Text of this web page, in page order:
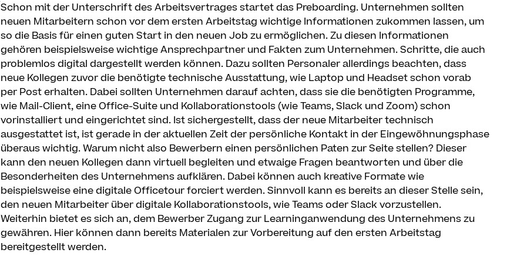
Schon mit der Unterschrift des Arbeitsvertrages startet das Preboarding. Unternehmen sollten
neuen Mitarbeitern schon vor dem ersten Arbeitstag wichtige Informationen zukommen lassen, um
so die Basis für einen guten Start in den neuen Job zu ermöglichen. Zu diesen Informationen
gehören beispielsweise wichtige Ansprechpartner und Fakten zum Unternehmen. Schritte, die auch
problemlos digital dargestellt werden können. Dazu sollten Personaler allerdings beachten, dass
neue Kollegen zuvor die benötigte technische Ausstattung, wie Laptop und Headset schon vorab
per Post erhalten. Dabei sollten Unternehmen darauf achten, dass sie die benötigten Programme,
wie Mail-Client, eine Office-Suite und Kollaborationstools (wie Teams, Slack und Zoom) schon
vorinstalliert und eingerichtet sind. Ist sichergestellt, dass der neue Mitarbeiter technisch
ausgestattet ist, ist gerade in der aktuellen Zeit der persönliche Kontakt in der Eingewöhnungsphase
überaus wichtig. Warum nicht also Bewerbern einen persönlichen Paten zur Seite stellen? Dieser
kann den neuen Kollegen dann virtuell begleiten und etwaige Fragen beantworten und über die
Besonderheiten des Unternehmens aufklären. Dabei können auch kreative Formate wie
beispielsweise eine digitale Officetour forciert werden. Sinnvoll kann es bereits an dieser Stelle sein,
den neuen Mitarbeiter über digitale Kollaborationstools, wie Teams oder Slack vorzustellen.
Weiterhin bietet es sich an, dem Bewerber Zugang zur Learninganwendung des Unternehmens zu
gewähren. Hier können dann bereits Materialen zur Vorbereitung auf den ersten Arbeitstag
bereitgestellt werden.